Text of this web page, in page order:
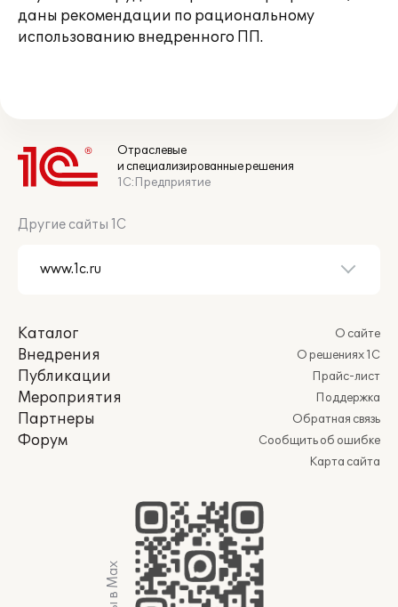
даны рекомендации по рациональному
использованию внедренного ПП.
Отраслевые
и специализированные решения
1С:Предприятие
Другие сайты 1С
Каталог
Внедрения
Публикации
Мероприятия
Партнеры
Форум
О сайте
О решениях 1С
Прайс-лист
Поддержка
Обратная связь
Сообщить об ошибке
Карта сайта
Мы в Max